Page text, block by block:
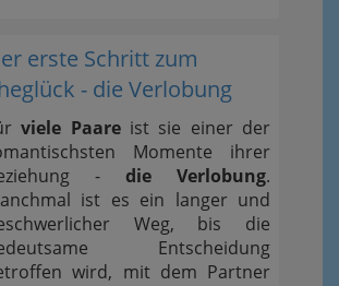
erste Schritt zum
- die Verlobung
viele Paareist sie einer der
Momente ihrer
- die Verlobung.
ist es ein langer und
Weg, bis die
Entscheidung
wird, mit dem Partner